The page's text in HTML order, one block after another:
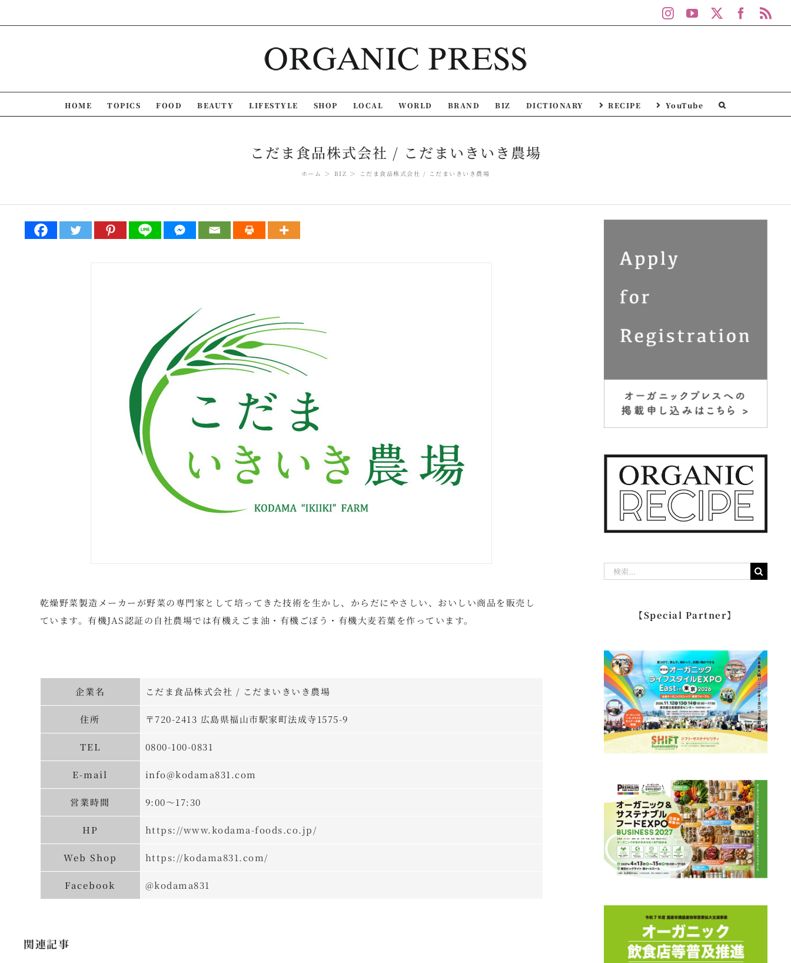
to
InstagramYouTube
HOME TOPICS FOOD BEAUTY LIFESTYLE SHOP LOCAL WORLD BRAND BIZ DICTIONARY RECIPE YouTube
こだま食品株式会社 / こだまいきいき農場
ホーム BIZ こだま食品株式会社 / こだまいきいき農場
乾燥野菜製造メーカーが野菜の専門家として培ってきた技術を生かし、からだにやさしい、おいしい商品を販売し
ています。有機JAS認証の自社農場では有機えごま油・有機ごぼう・有機大麦若葉を作っています。
企業名 こだま食品株式会社 / こだまいきいき農場
住所 〒720-2413 広島県福山市駅家町法成寺1575-9
TEL 0800-100-0831
E-mail info@kodama831.com
営業時間 9:00～17:30
HP https://www.kodama-foods.co.jp/
Web Shop https://kodama831.com/
Facebook @kodama831
関連記事
【Special Partner】